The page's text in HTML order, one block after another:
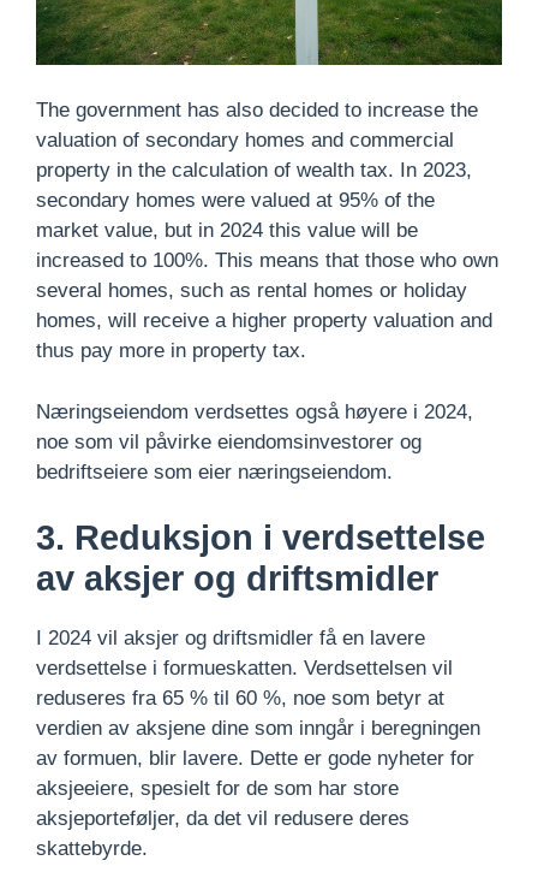
The government has also decided to increase the
valuation of secondary homes and commercial
property in the calculation of wealth tax. In 2023,
secondary homes were valued at 95% of the
market value, but in 2024 this value will be
increased to 100%. This means that those who own
several homes, such as rental homes or holiday
homes, will receive a higher property valuation and
thus pay more in property tax.
Næringseiendom verdsettes også høyere i 2024,
noe som vil påvirke eiendomsinvestorer og
bedriftseiere som eier næringseiendom.
3. Reduksjon i verdsettelse
av aksjer og driftsmidler
I 2024 vil aksjer og driftsmidler få en lavere
verdsettelse i formueskatten. Verdsettelsen vil
reduseres fra 65 % til 60 %, noe som betyr at
verdien av aksjene dine som inngår i beregningen
av formuen, blir lavere. Dette er gode nyheter for
aksjeeiere, spesielt for de som har store
aksjeporteføljer, da det vil redusere deres
skattebyrde.